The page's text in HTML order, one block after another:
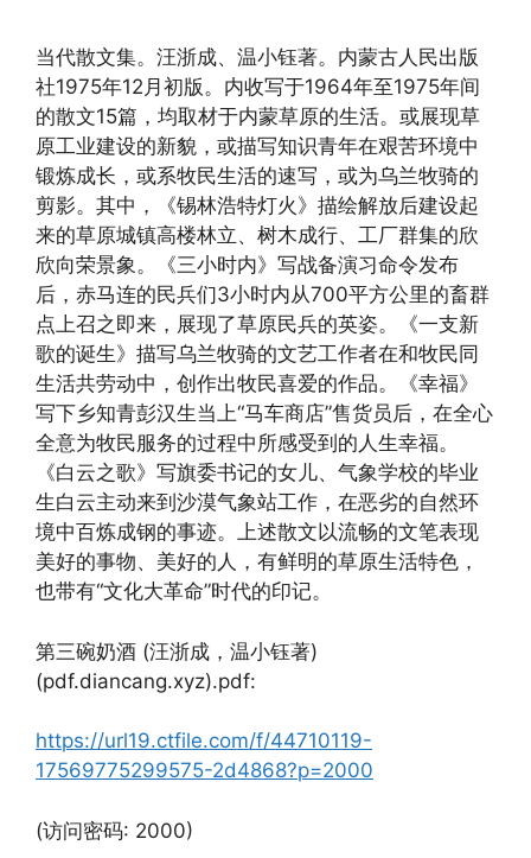
当代散文集。汪浙成、温小钰著。内蒙古人民出版
社1975年12月初版。内收写于1964年至1975年间
的散文15篇，均取材于内蒙草原的生活。或展现草
原工业建设的新貌，或描写知识青年在艰苦环境中
锻炼成长，或系牧民生活的速写，或为乌兰牧骑的
剪影。其中，《锡林浩特灯火》描绘解放后建设起
来的草原城镇高楼林立、树木成行、工厂群集的欣
欣向荣景象。《三小时内》写战备演习命令发布
后，赤马连的民兵们3小时内从700平方公里的畜群
点上召之即来，展现了草原民兵的英姿。《一支新
歌的诞生》描写乌兰牧骑的文艺工作者在和牧民同
生活共劳动中，创作出牧民喜爱的作品。《幸福》
写下乡知青彭汉生当上“马车商店”售货员后，在全心
全意为牧民服务的过程中所感受到的人生幸福。
《白云之歌》写旗委书记的女儿、气象学校的毕业
生白云主动来到沙漠气象站工作，在恶劣的自然环
境中百炼成钢的事迹。上述散文以流畅的文笔表现
美好的事物、美好的人，有鲜明的草原生活特色，
也带有“文化大革命”时代的印记。
第三碗奶酒 (汪浙成，温小钰著)
(pdf.diancang.xyz).pdf:
https://url19.ctfile.com/f/44710119-
17569775299575-2d4868?p=2000
(访问密码: 2000)